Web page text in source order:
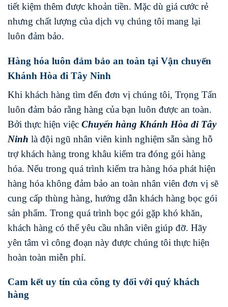
tiết kiệm thêm được khoản tiền. Mặc dù giá cước rẻ
nhưng chất lượng của dịch vụ chúng tôi mang lại
luôn đảm bảo.
Hàng hóa luôn đảm bảo an toàn tại Vận chuyển
Khánh Hòa đi Tây Ninh
Khi khách hàng tìm đến đơn vị chúng tôi, Trọng Tấn
luôn đảm bảo rằng hàng của bạn luôn được an toàn.
Bởi thực hiện việc Chuyển hàng Khánh Hòa đi Tây
Ninh là đội ngũ nhân viên kinh nghiệm sẵn sàng hỗ
trợ khách hàng trong khâu kiểm tra đóng gói hàng
hóa. Nếu trong quá trình kiểm tra hàng hóa phát hiện
hàng hóa không đảm bảo an toàn nhân viên đơn vị sẽ
cung cấp thùng hàng, hướng dẫn khách hàng bọc gói
sản phẩm. Trong quá trình bọc gói gặp khó khăn,
khách hàng có thể yêu cầu nhân viên giúp đỡ. Hãy
yên tâm vì công đoạn này được chúng tôi thực hiện
hoàn toàn miễn phí.
Cam kết uy tín của công ty đối với quý khách
hàng